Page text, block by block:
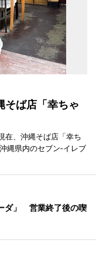
そば店「幸ちゃ
在、沖縄そば店「幸ち
縄県内のセブン‐イレブ
ダ」 営業終了後の喫